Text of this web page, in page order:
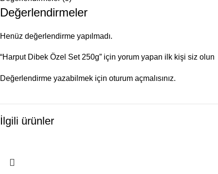
Değerlendirmeler
Henüz değerlendirme yapılmadı.
“Harput Dibek Özel Set 250g” için yorum yapan ilk kişi siz olun
Değerlendirme yazabilmek için oturum açmalısınız.
İlgili ürünler